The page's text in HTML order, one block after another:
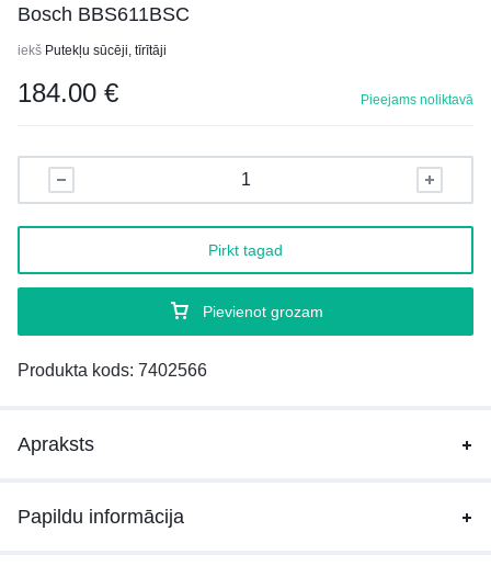
Bosch BBS611BSC
iekš Putekļu sūcēji, tīrītāji
184.00 € Pieejams noliktavā
Pievienot grozam
Pirkt tagad
Produkta kods: 7402566
Apraksts
Papildu informācija